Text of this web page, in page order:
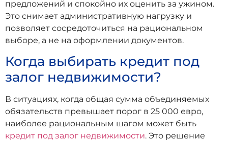
предложений и спокойно их оценить за ужином.
Это снимает административную нагрузку и
позволяет сосредоточиться на рациональном
выборе, а не на оформлении документов.
Когда выбирать кредит под
залог недвижимости?
В ситуациях, когда общая сумма объединяемых
обязательств превышает порог в 25 000 евро,
наиболее рациональным шагом может быть
кредит под залог недвижимости. Это решение